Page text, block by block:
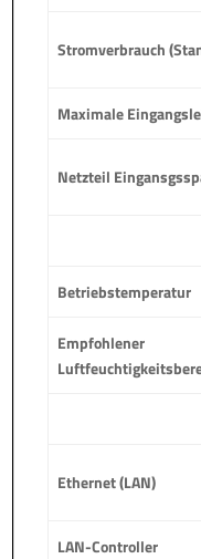
Stromverbrauch
Maximale
Netzteil
Betriebstemperatur
Empfohlener
Ethernet (LAN)
LAN-Controller